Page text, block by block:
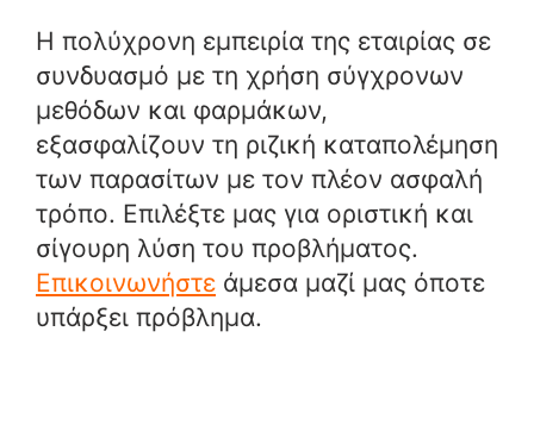
Η πολύχρονη εμπειρία της εταιρίας σε
συνδυασμό με τη χρήση σύγχρονων
μεθόδων και φαρμάκων,
εξασφαλίζουν τη ριζική καταπολέμηση
των παρασίτων με τον πλέον ασφαλή
τρόπο. Επιλέξτε μας για οριστική και
σίγουρη λύση του προβλήματος.
Επικοινωνήστε άμεσα μαζί μας όποτε
υπάρξει πρόβλημα.